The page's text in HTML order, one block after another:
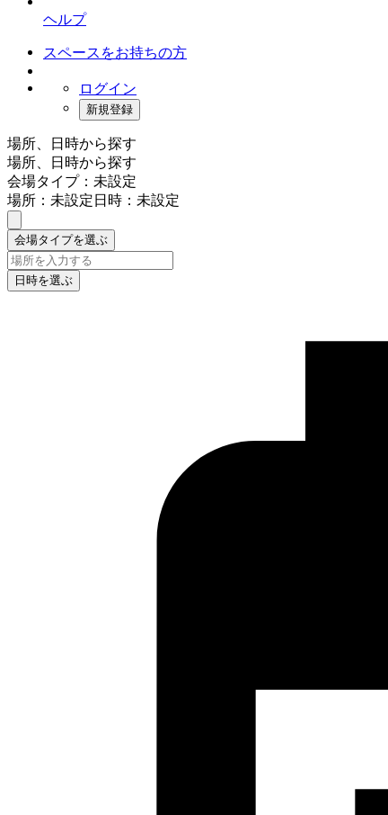
ヘルプ
スペースをお持ちの方
ログイン
新規登録
場所、日時から探す
場所、日時から探す
会場タイプ：未設定
場所：未設定日時：未設定
会場タイプを選ぶ
日時を選ぶ